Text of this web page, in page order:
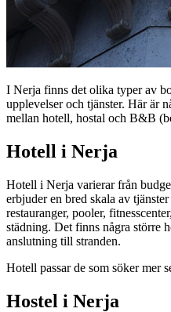
I Nerja finns det olika typer av
upplevelser och tjänster. Här är
mellan hotell, hostal och B&B
Hotell i Nerja
Hotell i Nerja varierar från
erbjuder en bred skala av
restauranger, pooler,
städning. Det finns några större
anslutning till stranden.
Hotell passar de som söker mer
Hostel i Nerja